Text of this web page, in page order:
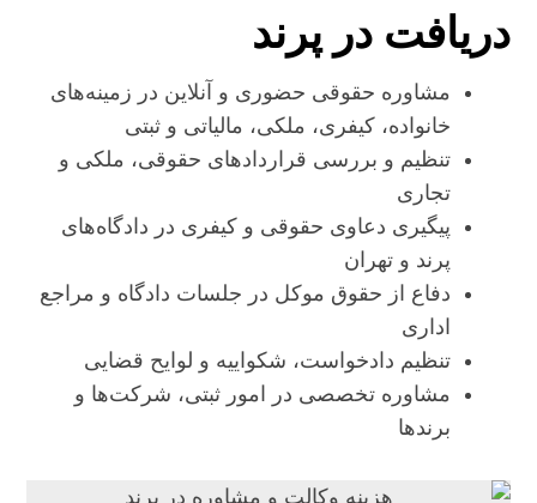
دریافت در پرند
مشاوره حقوقی حضوری و آنلاین در زمینه‌های
خانواده، کیفری، ملکی، مالیاتی و ثبتی
تنظیم و بررسی قراردادهای حقوقی، ملکی و
تجاری
پیگیری دعاوی حقوقی و کیفری در دادگاه‌های
پرند و تهران
دفاع از حقوق موکل در جلسات دادگاه و مراجع
اداری
تنظیم دادخواست، شکواییه و لوایح قضایی
مشاوره تخصصی در امور ثبتی، شرکت‌ها و
برندها